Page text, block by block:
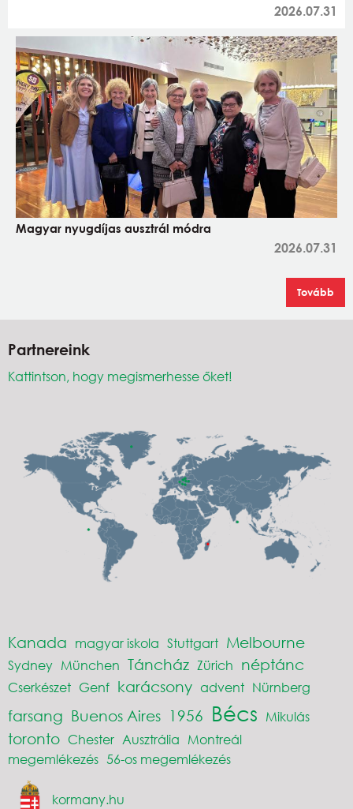
2026.07.31
Magyar nyugdíjas ausztrál módra
2026.07.31
Tovább
Partnereink
Kattintson, hogy megismerhesse őket!
Kanada magyar iskola Stuttgart Melbourne
Sydney München Táncház Zürich néptánc
Cserkészet Genf karácsony advent Nürnberg
farsang Buenos Aires 1956 Bécs Mikulás
toronto Chester Ausztrália Montreál
megemlékezés 56-os megemlékezés
kormany.hu